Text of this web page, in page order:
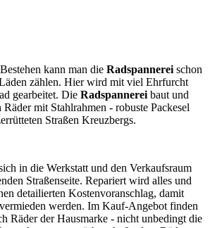
kann man die Radspannereischon
zählen. Hier wird mit viel Ehrfurcht
gearbeitet. Die Radspannereibaut und
mit Stahlrahmen - robuste Packesel
Straßen Kreuzbergs.
in die Werkstatt und den Verkaufsraum
Straßenseite. Repariert wird alles und
detailierten Kostenvoranschlag, damit
werden. Im Kauf-Angebot finden
Räder der Hausmarke - nicht unbedingt die